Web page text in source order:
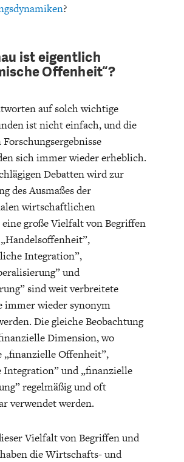
UND
MACHT
EUROPA
FINANZMÄRKTE
?
ist eigentlich
Offenheit“?
auf solch wichtige
ist nicht einfach, und die
sich immer wieder erheblich.
Debatten wird zur
des Ausmaßes der
wirtschaftlichen
große Vielfalt von Begriffen
Integration”,
und
sind weit verbreitete
immer wieder synonym
Die gleiche Beobachtung
Dimension, wo
„finanzielle Offenheit”,
Integration” und „finanzielle
regelmäßig und oft
verwendet werden.
Vielfalt von Begriffen und
die Wirtschafts- und